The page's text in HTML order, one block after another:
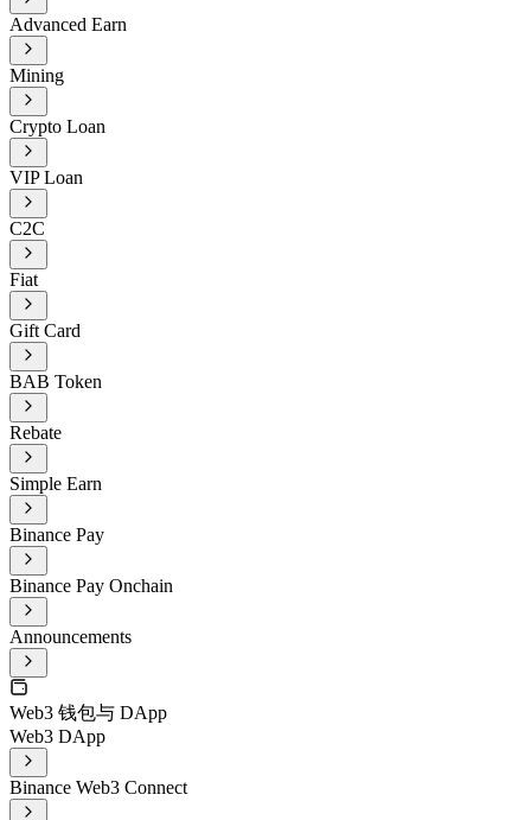
Advanced Earn
Mining
Crypto Loan
VIP Loan
C2C
Fiat
Gift Card
BAB Token
Rebate
Simple Earn
Binance Pay
Binance Pay Onchain
Announcements
Web3 钱包与 DApp
Web3 DApp
Binance Web3 Connect